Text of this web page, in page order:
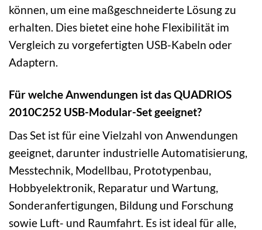
können, um eine maßgeschneiderte Lösung zu
erhalten. Dies bietet eine hohe Flexibilität im
Vergleich zu vorgefertigten USB-Kabeln oder
Adaptern.
Für welche Anwendungen ist das QUADRIOS
2010C252 USB-Modular-Set geeignet?
Das Set ist für eine Vielzahl von Anwendungen
geeignet, darunter industrielle Automatisierung,
Messtechnik, Modellbau, Prototypenbau,
Hobbyelektronik, Reparatur und Wartung,
Sonderanfertigungen, Bildung und Forschung
sowie Luft- und Raumfahrt. Es ist ideal für alle,